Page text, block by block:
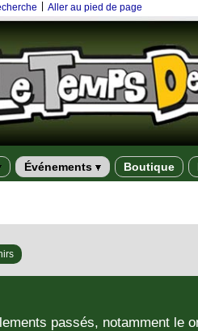
Aller au pied de page
Événements Boutique
passés, notamment le